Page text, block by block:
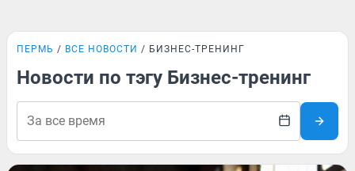
ПЕРМЬ ВСЕ НОВОСТИ БИЗНЕС-ТРЕНИНГ
Новости по тэгу Бизнес-тренинг